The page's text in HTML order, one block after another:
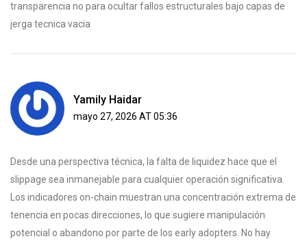
transparencia no para ocultar fallos estructurales bajo capas de
jerga tecnica vacia
Yamily Haidar
mayo 27, 2026 AT 05:36
Desde una perspectiva técnica, la falta de liquidez hace que el
slippage sea inmanejable para cualquier operación significativa.
Los indicadores on-chain muestran una concentración extrema de
tenencia en pocas direcciones, lo que sugiere manipulación
potencial o abandono por parte de los early adopters. No hay